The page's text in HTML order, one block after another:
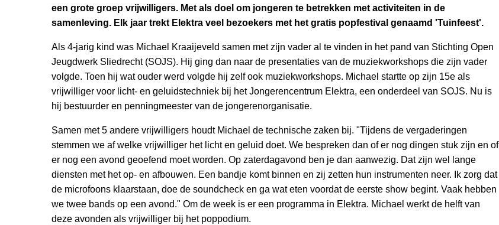
een grote groep vrijwilligers. Met als doel om jongeren te betrekken met activiteiten in de
samenleving. Elk jaar trekt Elektra veel bezoekers met het gratis popfestival genaamd 'Tuinfeest'.
Als 4-jarig kind was Michael Kraaijeveld samen met zijn vader al te vinden in het pand van Stichting Open
Jeugdwerk Sliedrecht (SOJS). Hij ging dan naar de presentaties van de muziekworkshops die zijn vader
volgde. Toen hij wat ouder werd volgde hij zelf ook muziekworkshops. Michael startte op zijn 15e als
vrijwilliger voor licht- en geluidstechniek bij het Jongerencentrum Elektra, een onderdeel van SOJS. Nu is
hij bestuurder en penningmeester van de jongerenorganisatie.
Samen met 5 andere vrijwilligers houdt Michael de technische zaken bij. "Tijdens de vergaderingen
stemmen we af welke vrijwilliger het licht en geluid doet. We bespreken dan of er nog dingen stuk zijn en of
er nog een avond geoefend moet worden. Op zaterdagavond ben je dan aanwezig. Dat zijn wel lange
diensten met het op- en afbouwen. Een bandje komt binnen en zij zetten hun instrumenten neer. Ik zorg dat
de microfoons klaarstaan, doe de soundcheck en ga wat eten voordat de eerste show begint. Vaak hebben
we twee bands op een avond." Om de week is er een programma in Elektra. Michael werkt de helft van
deze avonden als vrijwilliger bij het poppodium.